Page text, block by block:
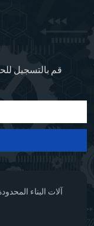
قم بالتسجيل